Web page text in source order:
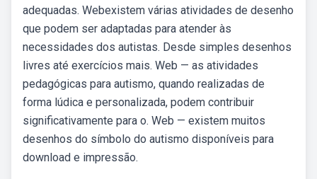
adequadas. Webexistem várias atividades de desenho
que podem ser adaptadas para atender às
necessidades dos autistas. Desde simples desenhos
livres até exercícios mais. Web — as atividades
pedagógicas para autismo, quando realizadas de
forma lúdica e personalizada, podem contribuir
significativamente para o. Web — existem muitos
desenhos do símbolo do autismo disponíveis para
download e impressão.